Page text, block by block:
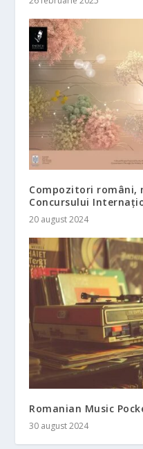
Compozitori români,
Concursului
20 august 2024
Romanian Music
30 august 2024